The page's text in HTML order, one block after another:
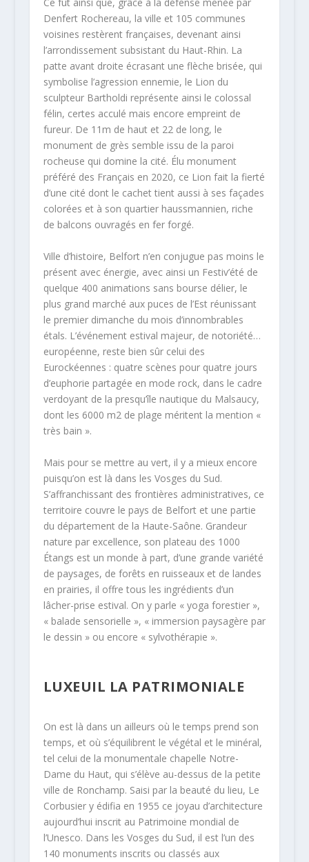
Denfert Rochereau, la ville et 105 communes
voisines restèrent françaises, devenant ainsi
l’arrondissement subsistant du Haut-Rhin. La
patte avant droite écrasant une flèche brisée, qui
symbolise l’agression ennemie, le Lion du
sculpteur Bartholdi représente ainsi le colossal
félin, certes acculé mais encore empreint de
fureur. De 11m de haut et 22 de long, le
monument de grès semble issu de la paroi
rocheuse qui domine la cité. Élu monument
préféré des Français en 2020, ce Lion fait la fierté
d’une cité dont le cachet tient aussi à ses façades
colorées et à son quartier haussmannien, riche
de balcons ouvragés en fer forgé.
Ville d’histoire, Belfort n’en conjugue pas moins le
présent avec énergie, avec ainsi un Festiv’été de
quelque 400 animations sans bourse délier, le
plus grand marché aux puces de l’Est réunissant
le premier dimanche du mois d’innombrables
étals. L’événement estival majeur, de notoriété…
européenne, reste bien sûr celui des
Eurockéennes : quatre scènes pour quatre jours
d’euphorie partagée en mode rock, dans le cadre
verdoyant de la presqu’île nautique du Malsaucy,
dont les 6000 m2 de plage méritent la mention «
très bain ».
Mais pour se mettre au vert, il y a mieux encore
puisqu’on est là dans les Vosges du Sud.
S’affranchissant des frontières administratives, ce
territoire couvre le pays de Belfort et une partie
du département de la Haute-Saône. Grandeur
nature par excellence, son plateau des 1000
Étangs est un monde à part, d’une grande variété
de paysages, de forêts en ruisseaux et de landes
en prairies, il offre tous les ingrédients d’un
lâcher-prise estival. On y parle « yoga forestier »,
« balade sensorielle », « immersion paysagère par
le dessin » ou encore « sylvothérapie ».
LUXEUIL LA PATRIMONIALE
On est là dans un ailleurs où le temps prend son
temps, et où s’équilibrent le végétal et le minéral,
tel celui de la monumentale chapelle Notre-
Dame du Haut, qui s’élève au-dessus de la petite
ville de Ronchamp. Saisi par la beauté du lieu, Le
Corbusier y édifia en 1955 ce joyau d’architecture
aujourd’hui inscrit au Patrimoine mondial de
l’Unesco. Dans les Vosges du Sud, il est l’un des
140 monuments inscrits ou classés aux